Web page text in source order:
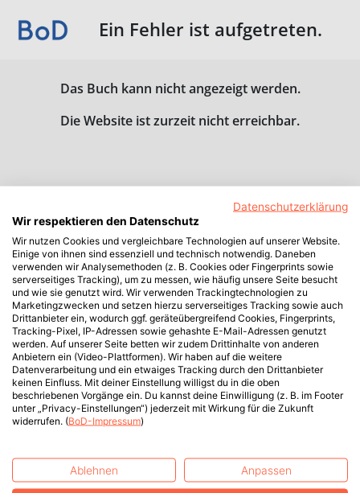
Ein Fehler ist aufgetreten.
Das Buch kann nicht angezeigt werden.
Die Website ist zurzeit nicht erreichbar.
Datenschutzerklärung
Wir respektieren den Datenschutz
Wir nutzen Cookies und vergleichbare Technologien auf unserer Website.
Einige von ihnen sind essenziell und technisch notwendig. Daneben
verwenden wir Analysemethoden (z. B. Cookies oder Fingerprints sowie
serverseitiges Tracking), um zu messen, wie häufig unsere Seite besucht
und wie sie genutzt wird. Wir verwenden Trackingtechnologien zu
Marketingzwecken und setzen hierzu serverseitiges Tracking sowie auch
Drittanbieter ein, wodurch ggf. geräteübergreifend Cookies, Fingerprints,
Tracking-Pixel, IP-Adressen sowie gehashte E-Mail-Adressen genutzt
werden. Auf unserer Seite betten wir zudem Drittinhalte von anderen
Anbietern ein (Video-Plattformen). Wir haben auf die weitere
Datenverarbeitung und ein etwaiges Tracking durch den Drittanbieter
keinen Einfluss. Mit deiner Einstellung willigst du in die oben
beschriebenen Vorgänge ein. Du kannst deine Einwilligung (z. B. im Footer
unter „Privacy-Einstellungen“) jederzeit mit Wirkung für die Zukunft
widerrufen. (BoD-Impressum)
Ablehnen Anpassen